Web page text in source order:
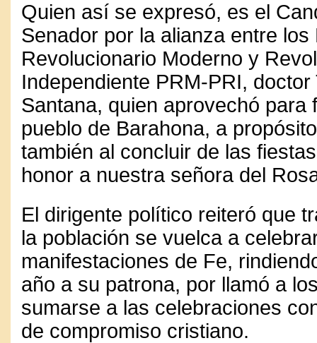
Quien así se expresó, es el
Senador por la alianza entre los
Revolucionario Moderno y
Independiente PRM-PRI, doctor
Santana, quien aprovechó para
pueblo de Barahona, a
también al concluir de las
honor a nuestra señora del
El dirigente político reiteró que
la población se vuelca a
manifestaciones de Fe,
año a su patrona, por llamó a
sumarse a las celebraciones
de compromiso cristiano.